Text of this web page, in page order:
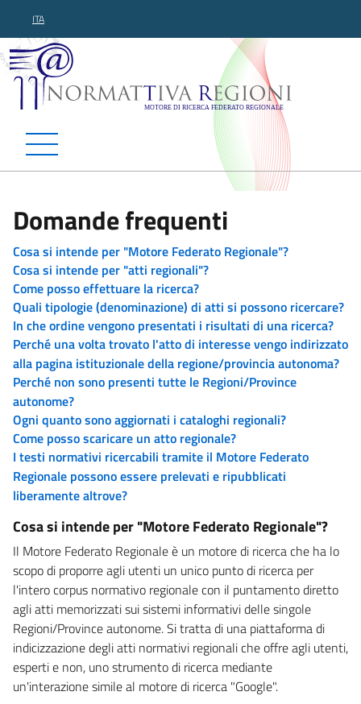
ITA
Normattiva Regioni -
Domande frequenti
Cosa si intende per "Motore Federato Regionale"?
Cosa si intende per "atti regionali"?
Come posso effettuare la ricerca?
Quali tipologie (denominazione) di atti si possono ricercare?
In che ordine vengono presentati i risultati di una ricerca?
Perché una volta trovato l'atto di interesse vengo indirizzato
alla pagina istituzionale della regione/provincia autonoma?
Perché non sono presenti tutte le Regioni/Province
autonome?
Ogni quanto sono aggiornati i cataloghi regionali?
Come posso scaricare un atto regionale?
I testi normativi ricercabili tramite il Motore Federato
Regionale possono essere prelevati e ripubblicati
liberamente altrove?
Cosa si intende per "Motore Federato Regionale"?
Il Motore Federato Regionale è un motore di ricerca che ha lo
scopo di proporre agli utenti un unico punto di ricerca per
l'intero corpus normativo regionale con il puntamento diretto
agli atti memorizzati sui sistemi informativi delle singole
Regioni/Province autonome. Si tratta di una piattaforma di
indicizzazione degli atti normativi regionali che offre agli utenti,
esperti e non, uno strumento di ricerca mediante
un'interazione simile al motore di ricerca "Google".